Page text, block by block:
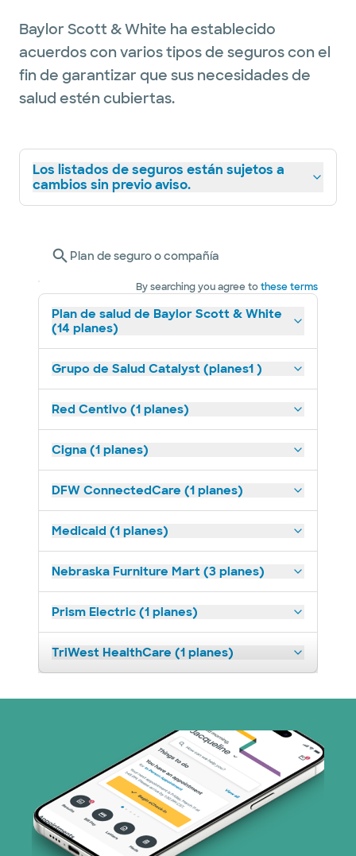
Baylor Scott & White ha establecido
acuerdos con varios tipos de seguros con el
fin de garantizar que sus necesidades de
salud estén cubiertas.
Los listados de seguros están sujetos a
cambios sin previo aviso.
Plan de seguro o compañía
By searching you agree tothese terms
Plan de salud de Baylor Scott & White
(14 planes)
Grupo de Salud Catalyst (planes1 )
Red Centivo (1 planes)
Cigna (1 planes)
DFW ConnectedCare (1 planes)
Medicaid (1 planes)
Nebraska Furniture Mart (3 planes)
Prism Electric (1 planes)
TriWest HealthCare (1 planes)